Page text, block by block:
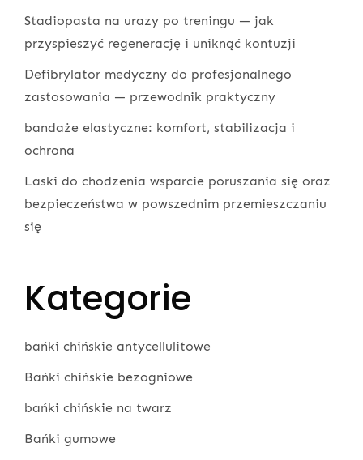
Stadiopasta na urazy po treningu — jak
przyspieszyć regenerację i uniknąć kontuzji
Defibrylator medyczny do profesjonalnego
zastosowania — przewodnik praktyczny
bandaże elastyczne: komfort, stabilizacja i
ochrona
Laski do chodzenia wsparcie poruszania się oraz
bezpieczeństwa w powszednim przemieszczaniu
się
Kategorie
bańki chińskie antycellulitowe
Bańki chińskie bezogniowe
bańki chińskie na twarz
Bańki gumowe